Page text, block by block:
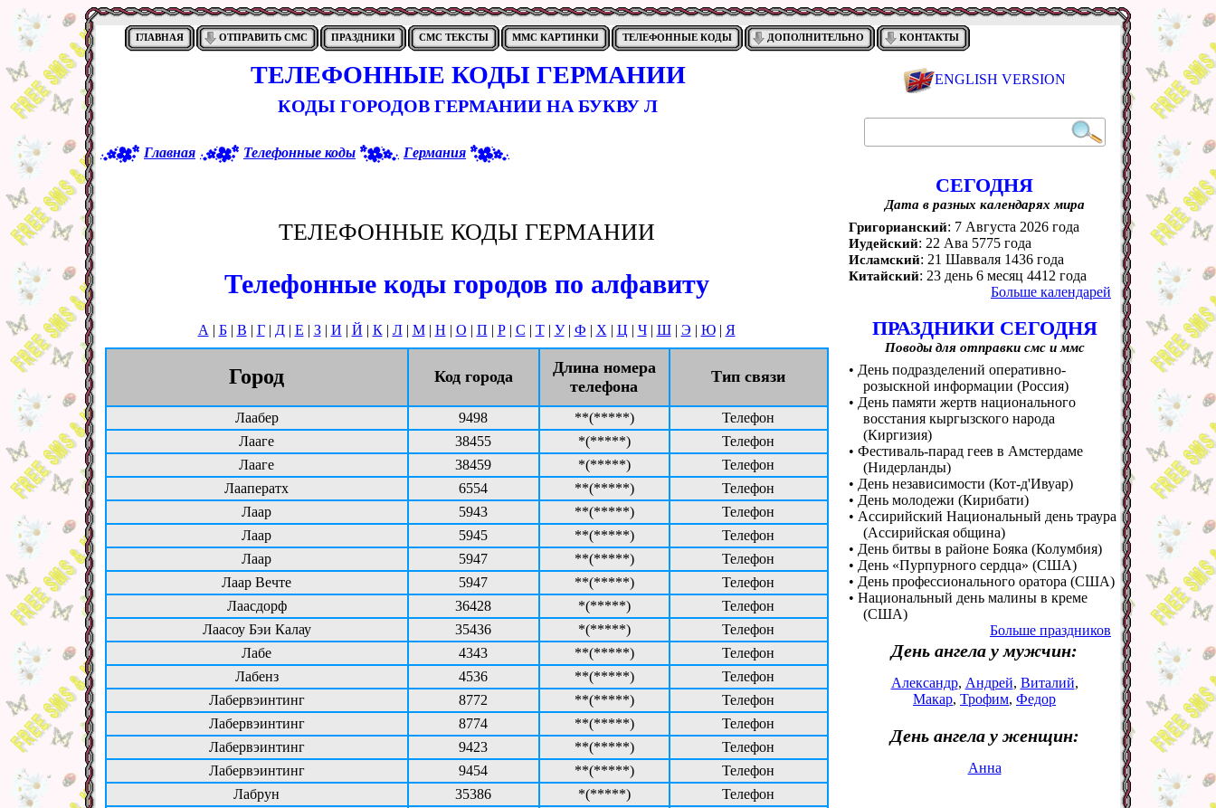
ГЛАВНАЯ ОТПРАВИТЬ СМС ПРАЗДНИКИ СМС ТЕКСТЫ ММС КАРТИНКИ ТЕЛЕФОННЫЕ КОДЫ ДОПОЛНИТЕЛЬНО КОНТАКТЫ
ТЕЛЕФОННЫЕ КОДЫ ГЕРМАНИИ
КОДЫ ГОРОДОВ ГЕРМАНИИ НА БУКВУ Л
Главная Телефонные коды Германия
ТЕЛЕФОННЫЕ КОДЫ ГЕРМАНИИ
Телефонные коды городов по алфавиту
А | Б| В | Г| Д| Е | З| И | Й | К| Л| М| Н | О | П | Р| С | Т| У| Ф | Х | Ц | Ч| Ш| Э | Ю| Я
Город Код города
Длина номера
телефона
Тип связи
Лаабер 9498 **(*****)
Телефон
Лааге
38455 *(*****)
Телефон
Лааге
38459 *(*****)
Телефон
Лааператх
6554 **(*****)
Телефон
Лаар
5943 **(*****)
Телефон
Лаар
5945 **(*****)
Телефон
Лаар
5947 **(*****)
Телефон
Лаар Вечте
5947 **(*****)
Телефон
Лаасдорф
36428 *(*****)
Телефон
Лаасоу Бэи Калау
35436 *(*****)
Телефон
Лабе
4343 **(*****)
Телефон
Лабенз
4536 **(*****)
Телефон
Лабервэинтинг
8772 **(*****)
Телефон
Лабервэинтинг
8774 **(*****)
Телефон
Лабервэинтинг
9423 **(*****)
Телефон
Лабервэинтинг
9454 **(*****)
Телефон
Лабрун
35386 *(*****)
Телефон
ENGLISH VERSION
СЕГОДНЯ
Дата в разных календарях мира
Григорианский: 7 Августа 2026 года
Иудейский: 22 Ава 5775 года
Исламский: 21 Шавваля 1436 года
Китайский: 23 день 6 месяц 4412 года
Больше календарей
ПРАЗДНИКИ СЕГОДНЯ
Поводы для отправки смс и ммс
• День подразделений оперативно-
розыскной информации (Россия)
• День памяти жертв национального
восстания кыргызского народа
(Киргизия)
• Фестиваль-парад геев в Амстердаме
(Нидерланды)
• День независимости (Кот-д'Ивуар)
• День молодежи (Кирибати)
• Ассирийский Национальный день траура
(Ассирийская община)
• День битвы в районе Бояка (Колумбия)
• День «Пурпурного сердца» (США)
• День профессионального оратора (США)
• Национальный день малины в креме
(США)
Больше праздников
День ангела у мужчин:
Александр, Андрей, Виталий,
Макар, Трофим, Федор
День ангела у женщин:
Анна